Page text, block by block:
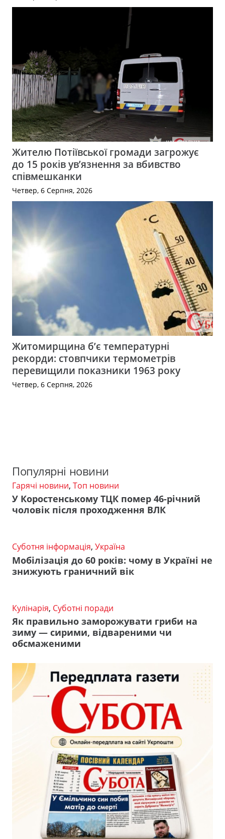
Жителю Потіївської громади загрожує
до 15 років ув’язнення за вбивство
співмешканки
Четвер, 6 Серпня, 2026
Житомирщина б’є температурні
рекорди: стовпчики термометрів
перевищили показники 1963 року
Четвер, 6 Серпня, 2026
Популярні новини
Гарячі новини, Топ новини
У Коростенському ТЦК помер 46-річний
чоловік після проходження ВЛК
Суботня інформація, Україна
Мобілізація до 60 років: чому в Україні не
знижують граничний вік
Кулінарія, Суботні поради
Як правильно заморожувати гриби на
зиму — сирими, відвареними чи
обсмаженими